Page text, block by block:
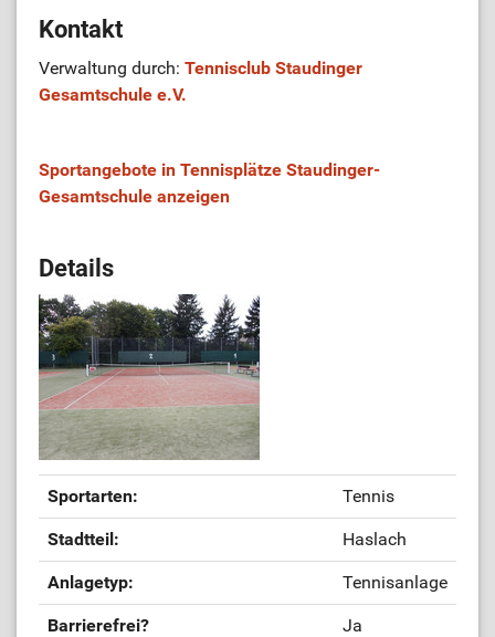
Kontakt
Verwaltung durch: Tennisclub Staudinger
Gesamtschule e.V.
Sportangebote in Tennisplätze Staudinger-
Gesamtschule anzeigen
Details
Sportarten: Tennis
Stadtteil: Haslach
Anlagetyp: Tennisanlage
Barrierefrei? Ja